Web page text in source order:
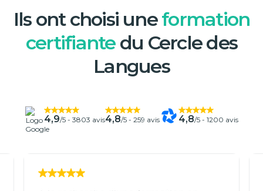
Ils ont choisi uneformation
certifiantedu Cercle des
Langues
4,9/5 - 3803 avis4,8/5 - 259 avis 4,8/5 - 1200 avis